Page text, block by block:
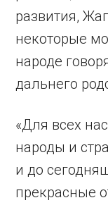
развития,
некоторые
народе
дальнего
«Для всех
народы и
и до
прекрасные